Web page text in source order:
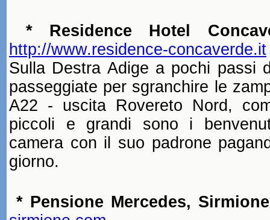
* Residence Hotel
http://www.residence-concaverde.it
Sulla Destra Adige a pochi passi
passeggiate per sgranchire le
A22 - uscita Rovereto Nord,
piccoli e grandi sono i
camera con il suo padrone
giorno.
* Pensione Mercedes,